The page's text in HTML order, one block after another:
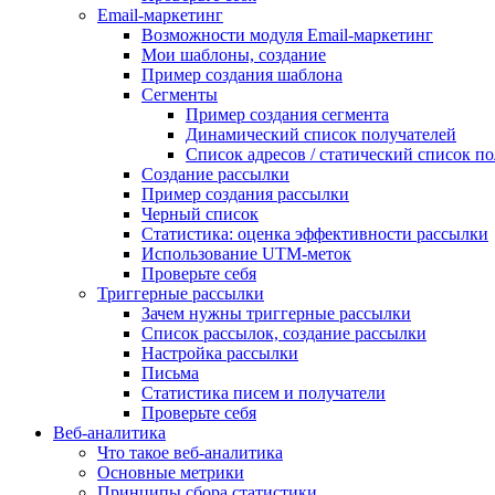
Email-маркетинг
Возможности модуля Email-маркетинг
Мои шаблоны, создание
Пример создания шаблона
Сегменты
Пример создания сегмента
Динамический список получателей
Список адресов / статический список
Создание рассылки
Пример создания рассылки
Черный список
Статистика: оценка эффективности рассылки
Использование UTM-меток
Проверьте себя
Триггерные рассылки
Зачем нужны триггерные рассылки
Список рассылок, создание рассылки
Настройка рассылки
Письма
Статистика писем и получатели
Проверьте себя
Веб-аналитика
Что такое веб-аналитика
Основные метрики